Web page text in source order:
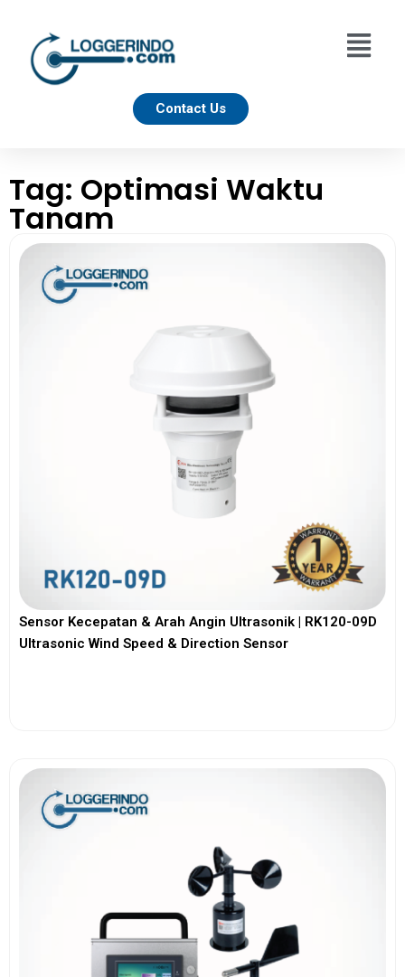
Contact Us
Tag: Optimasi Waktu
Tanam
Sensor Kecepatan & Arah Angin Ultrasonik | RK120-09D
Ultrasonic Wind Speed & Direction Sensor